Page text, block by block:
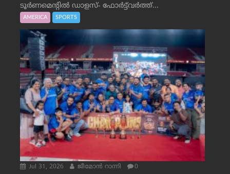
ടൂർണമെന്റിൽ ഡാളസ്- ഫോർട്ട്‌വര്‍ത്ത്...
AMERICA SPORTS
Jul 31, 2026 ജീമോന്‍ റാന്നി 0